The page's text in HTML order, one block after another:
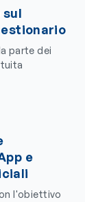
sul
parte dei
e
l'obiettivo